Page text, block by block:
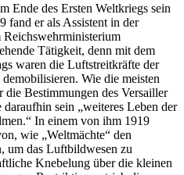
Ende des Ersten Weltkriegs sein
fand er als Assistent in der
Tätigkeit, denn mit dem
waren die Luftstreitkräfte der
Wie die meisten
die Bestimmungen des Versailler
sein „weiteres Leben der
In einem von ihm 1919
wie „Weltmächte“ den
um das Luftbildwesen zu
Knebelung über die kleinen